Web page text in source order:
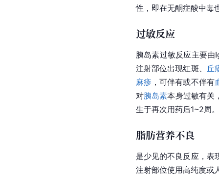
性，即在无酮症酸中毒
过敏反应
胰岛素过敏反应主要
注射部位出现红斑、
丘
麻疹 ，可伴有或不伴有
对胰岛素本身过敏有关
生于再次用药后1~2周
脂肪营养不良
是少见的不良反应，表
注射部位使用高纯度或